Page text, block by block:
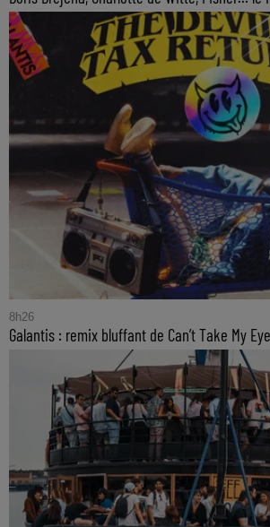
8h26
Galantis : remix bluffant de Can’t Take My